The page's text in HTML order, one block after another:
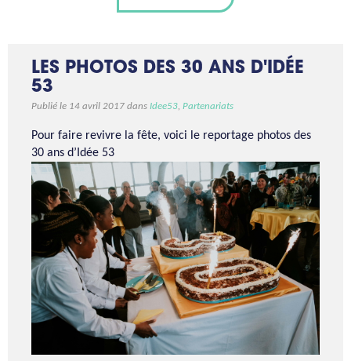
LES PHOTOS DES 30 ANS D'IDÉE
53
Publié le 14 avril 2017 dans Idee53, Partenariats
Pour faire revivre la fête, voici le reportage photos des
30 ans d’Idée 53